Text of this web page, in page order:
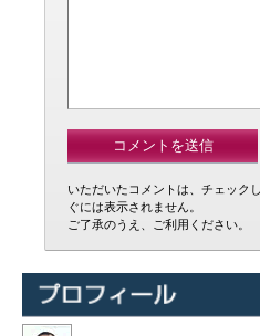
いただいたコメントは、チェック
ぐには表示されません。
ご了承のうえ、ご利用ください。